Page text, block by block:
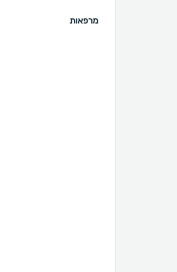
מרפאות